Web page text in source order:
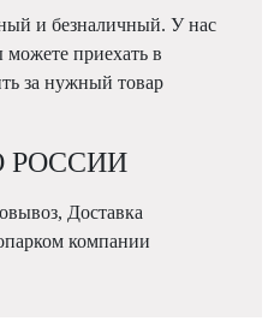
и безналичный. У нас
можете приехать в
за нужный товар
РОССИИ
Доставка
компании